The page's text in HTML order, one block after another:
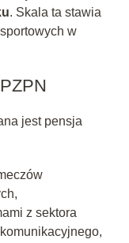
. Skala ta stawia
w
jest pensja
z sektora